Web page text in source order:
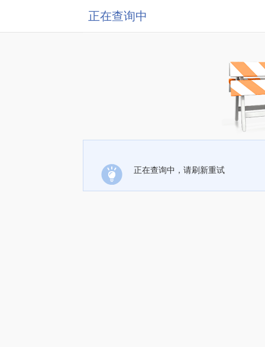
正在查询中
正在查询中，请刷新重试